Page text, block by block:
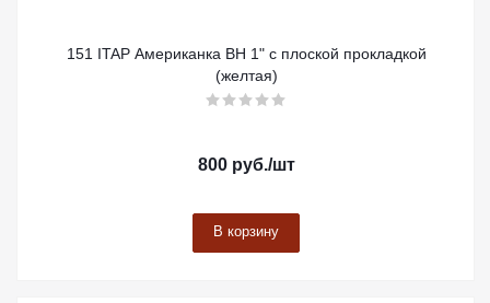
151 ITAP Американка ВН 1" с плоской прокладкой
(желтая)
800руб./шт
В корзину